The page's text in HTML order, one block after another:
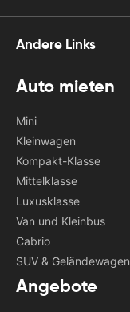
Andere Links
Auto mieten
Mini
Kleinwagen
Kompakt-Klasse
Mittelklasse
Luxusklasse
Van und Kleinbus
Cabrio
SUV & Geländewagen
Angebote